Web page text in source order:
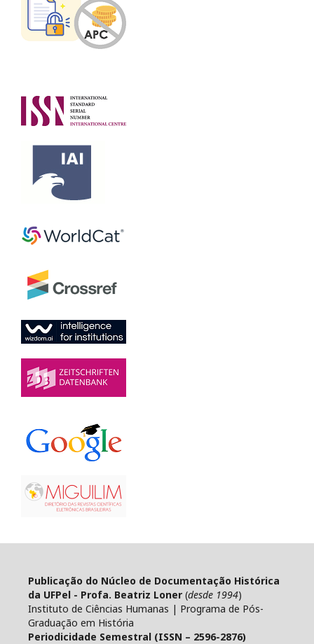
Publicação do Núcleo de Documentação Histórica
da UFPel - Profa. Beatriz Loner (desde 1994)
Instituto de Ciências Humanas | Programa de Pós-
Graduação em História
Periodicidade Semestral (ISSN – 2596-2876)